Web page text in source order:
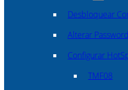
Desbloquear
Alterar Password
Configurar
TMF08